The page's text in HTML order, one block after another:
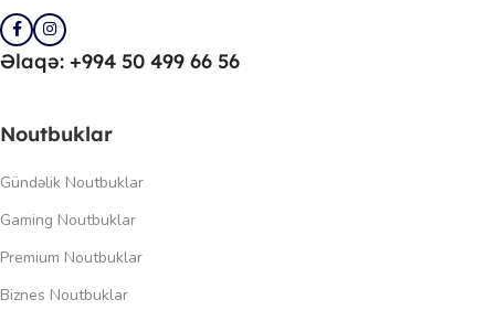
Əlaqə: +994 50 499 66 56
Noutbuklar
Gündəlik Noutbuklar
Gaming Noutbuklar
Premium Noutbuklar
Biznes Noutbuklar